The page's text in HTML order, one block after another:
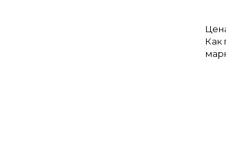
характеристики на подробной странице
Как